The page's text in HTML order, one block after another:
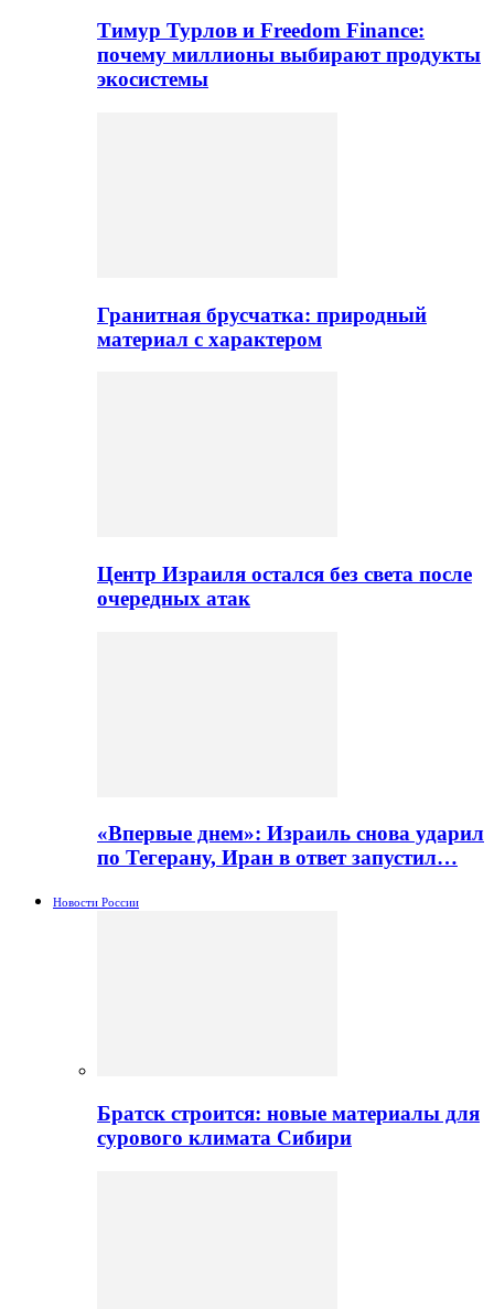
Тимур Турлов и Freedom Finance:
почему миллионы выбирают продукты
экосистемы
Гранитная брусчатка: природный
материал с характером
Центр Израиля остался без света после
очередных атак
«Впервые днем»: Израиль снова ударил
по Тегерану, Иран в ответ запустил…
Новости России
Братск строится: новые материалы для
сурового климата Сибири